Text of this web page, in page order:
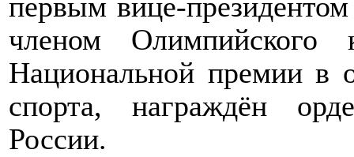
первым вице-
членом
Национальной премии в
спорта, награждён
России.